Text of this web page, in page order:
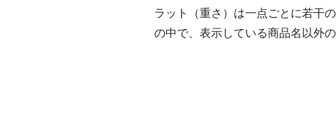
ラット（重さ）は一点ごとに若干
の中で、表示している商品名以外